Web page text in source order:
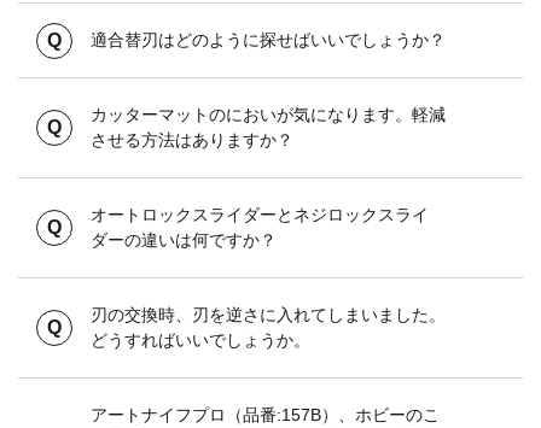
適合替刃はどのように探せばいいでしょうか？
カッターマットのにおいが気になります。軽減
させる方法はありますか？
オートロックスライダーとネジロックスライ
ダーの違いは何ですか？
刃の交換時、刃を逆さに入れてしまいました。
どうすればいいでしょうか。
アートナイフプロ（品番:157B）、ホビーのこ